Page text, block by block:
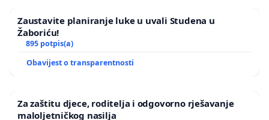
Zaustavite planiranje luke u uvali Studena u
Žaboriću!
895 potpis(a)
Obavijest o transparentnosti
Za zaštitu djece, roditelja i odgovorno rješavanje
maloljetničkog nasilja